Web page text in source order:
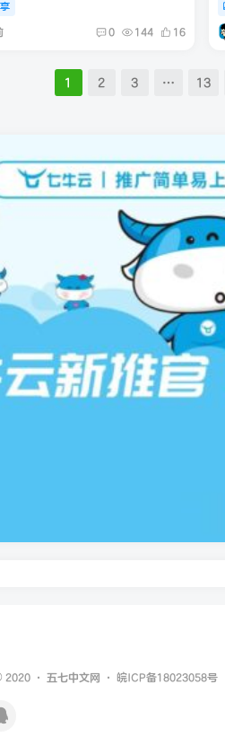
0 144 16
1 2 3 … 13
2020 · 五七中文网 · 皖ICP备18023058号